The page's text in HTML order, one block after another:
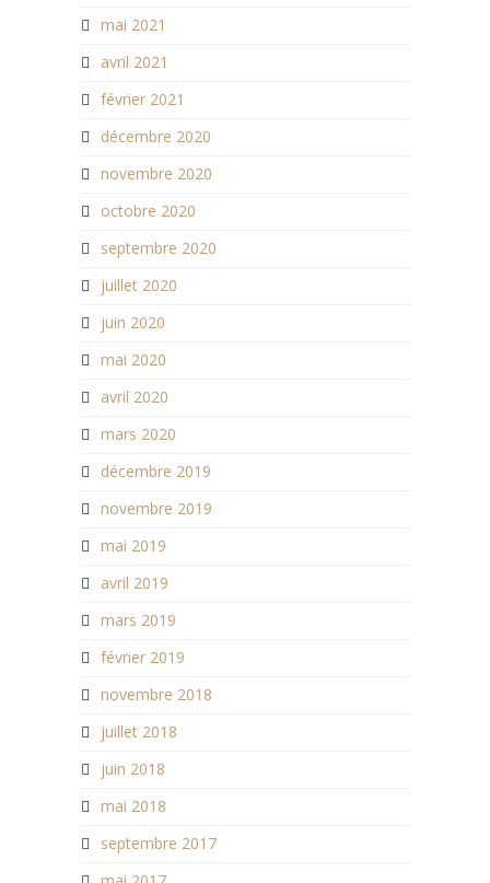
mai 2021
avril 2021
février 2021
décembre 2020
novembre 2020
octobre 2020
septembre 2020
juillet 2020
juin 2020
mai 2020
avril 2020
mars 2020
décembre 2019
novembre 2019
mai 2019
avril 2019
mars 2019
février 2019
novembre 2018
juillet 2018
juin 2018
mai 2018
septembre 2017